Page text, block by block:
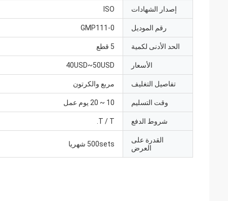
إصدار الشهادات ISO
رقم الموديل GMP111-0
الحد الأدنى لكمية 5 قطع
الأسعار 40USD~50USD
تفاصيل التغليف مربع والكرتون
وقت التسليم 10 ~ 20 يوم عمل
شروط الدفع T / T.
القدرة على
العرض
500sets شهريا